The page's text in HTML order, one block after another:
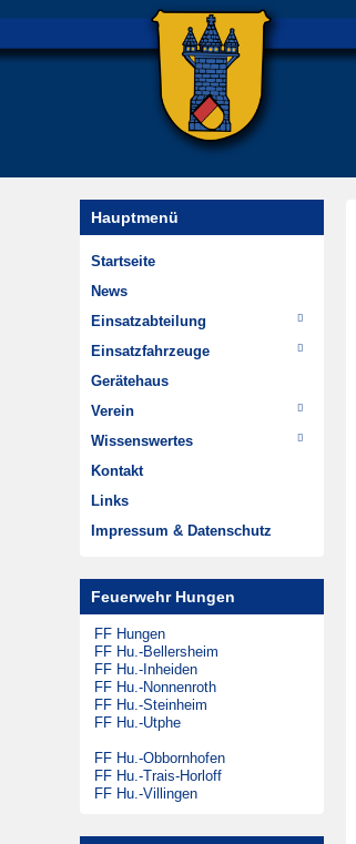
Hauptmenü
Startseite
News
Einsatzabteilung
Einsätze
Wehrführung
Im Wandel der Zeit
Highlights
Dienstplan
Einsatzfahrzeuge
TSF-W
MTW
Gerätehaus
Verein
Chronik
Jugendfeuerwehr
Minifeuerwehr
Musikzug
Steinheimer Tag
Förderkreis
Wissenswertes
Hydrantenpläne erstellen
Über Steinheim
Zeitungsarchiv
Kontakt
Links
Impressum & Datenschutz
Feuerwehr Hungen
FF Hungen
FF Hu.-Bellersheim
FF Hu.-Inheiden
FF Hu.-Nonnenroth
FF Hu.-Steinheim
FF Hu.-Utphe
FF Hu.-Obbornhofen
FF Hu.-Trais-Horloff
FF Hu.-Villingen